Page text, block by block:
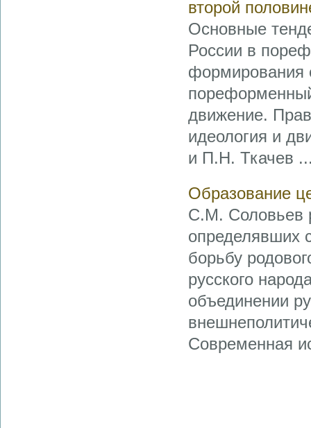
второй
Основные
России в
формирования
движение.
идеология и
и П.Н. Ткачев
Образование
С.М. Соловьев
определявших
борьбу
русского
объединении
Современная